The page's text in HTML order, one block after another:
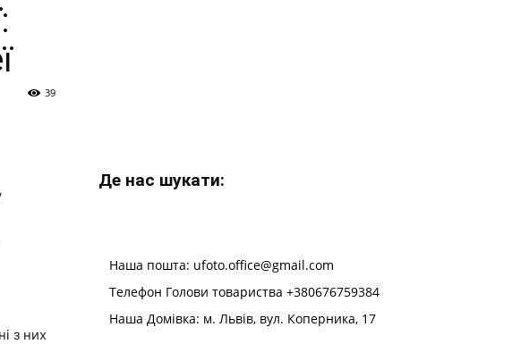
39
з них
Де нас шукати:
Наша пошта: ufoto.office@gmail.com
Телефон Голови товариства +380676759384
Наша Домівка: м. Львів, вул. Коперника, 17